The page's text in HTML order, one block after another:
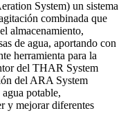
System) un sistema
combinada que
almacenamiento,
de agua, aportando con
herramienta para la
del THAR System
del ARA System
potable,
y mejorar diferentes